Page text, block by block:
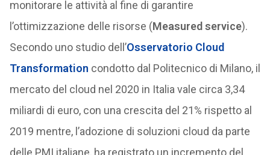
monitorare le attività al fine di garantire
l’ottimizzazione delle risorse (Measured service).
Secondo uno studio dell’Osservatorio Cloud
Transformation condotto dal Politecnico di Milano, il
mercato del cloud nel 2020 in Italia vale circa 3,34
miliardi di euro, con una crescita del 21% rispetto al
2019 mentre, l’adozione di soluzioni cloud da parte
delle PMI italiane, ha registrato un incremento del